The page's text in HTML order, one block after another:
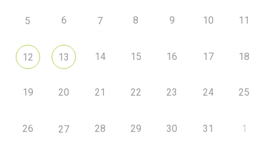
5 6 7 8 9 10 11
12 13 14 15 16 17 18
19 20 21 22 23 24 25
26 27 28 29 30 31 1